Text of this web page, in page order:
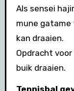
Als sensei
mune gatame
kan draaien.
Opdracht
buik draaien.
Tennisbal